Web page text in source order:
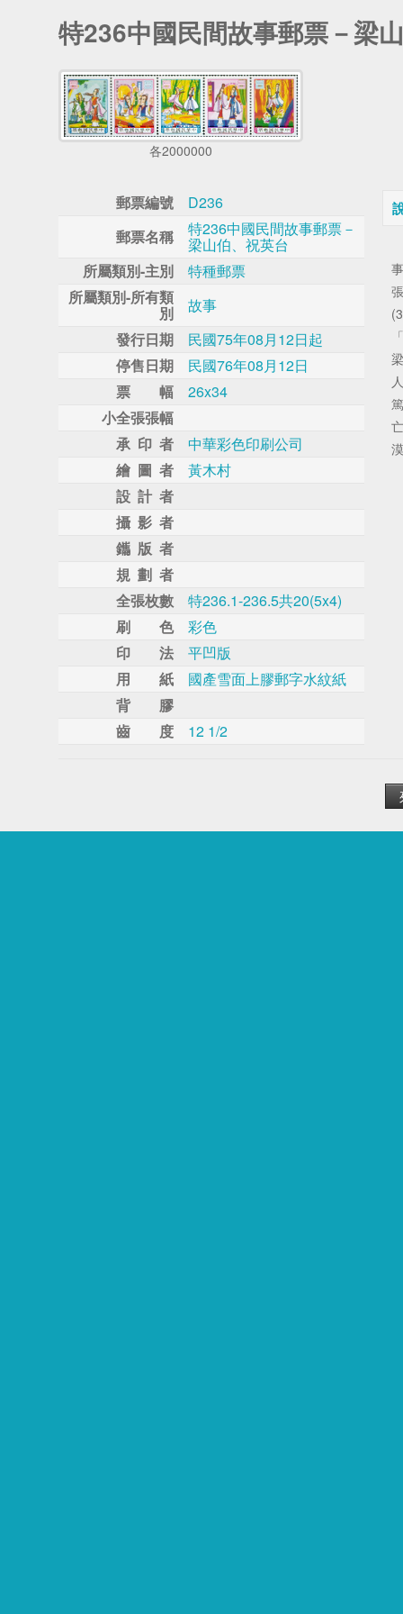
特236中國民間故事郵票－梁
各2000000
郵票編號
D236
郵票名稱
特236中國民間故事郵票－
梁山伯、祝英台
所屬類別-主別
特種郵票
所屬類別-所有類
別
故事
發行日期
民國75年08月12日起
停售日期
民國76年08月12日
票 幅
26x34
小全張張幅
承 印 者
中華彩色印刷公司
繪 圖 者
黃木村
設 計 者
攝 影 者
鑴 版 者
規 劃 者
全張枚數
特236.1-236.5共20(5x4)
刷 色
彩色
印 法
平凹版
用 紙
國產雪面上膠郵字水紋紙
背 膠
齒 度
12 1/2